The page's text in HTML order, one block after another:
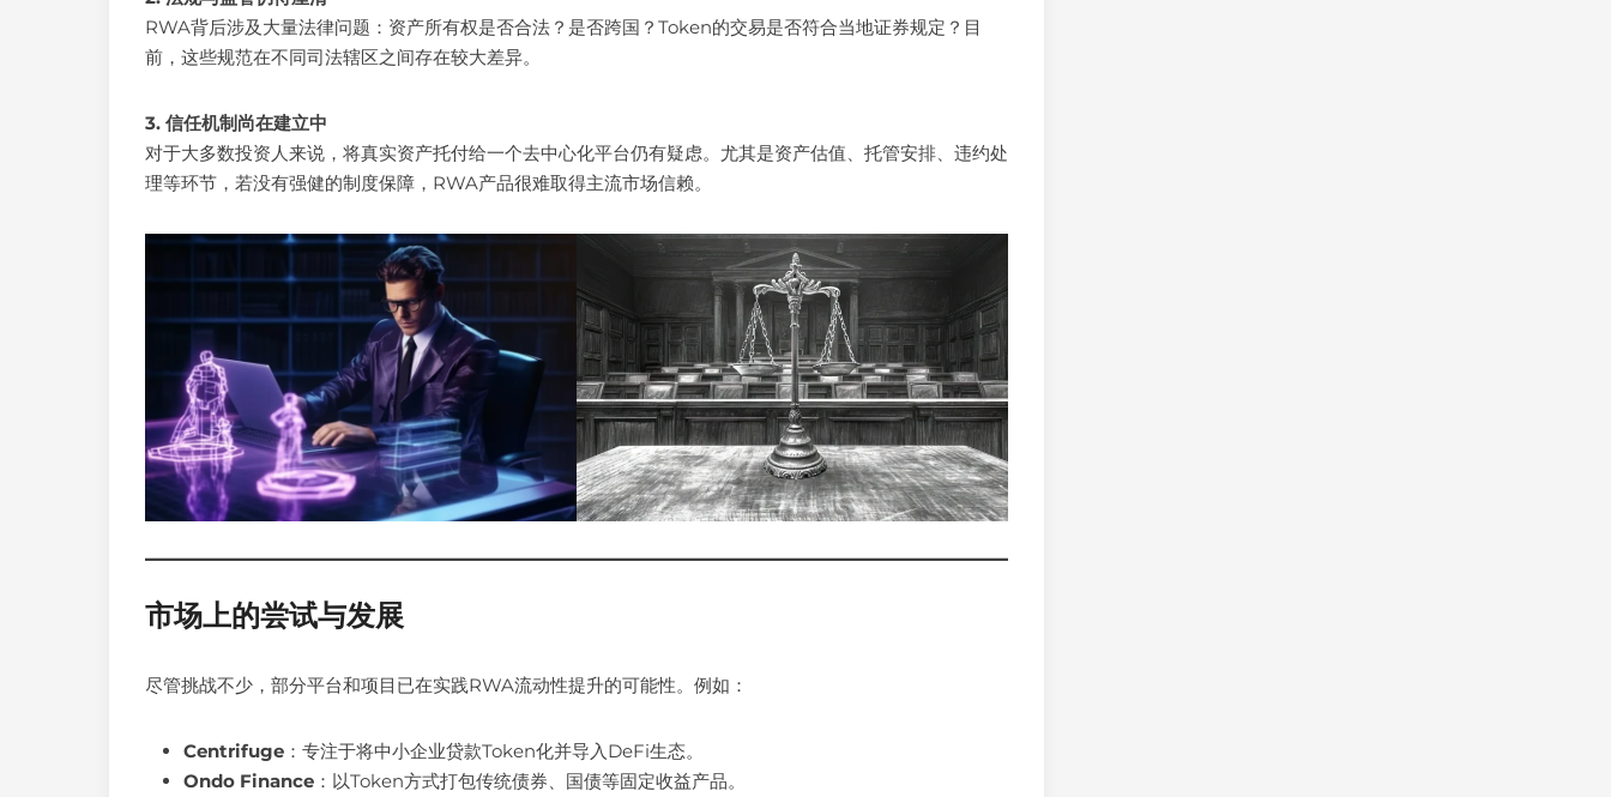
RWA背后涉及大量法律问题：资产所有权是否合法？是否跨国？Token的交易是否符合当地证券规定？目
前，这些规范在不同司法辖区之间存在较大差异。
3. 信任机制尚在建立中
对于大多数投资人来说，将真实资产托付给一个去中心化平台仍有疑虑。尤其是资产估值、托管安排、违约处
理等环节，若没有强健的制度保障，RWA产品很难取得主流市场信赖。
市场上的尝试与发展
尽管挑战不少，部分平台和项目已在实践RWA流动性提升的可能性。例如：
Centrifuge：专注于将中小企业贷款Token化并导入DeFi生态。
Ondo Finance：以Token方式打包传统债券、国债等固定收益产品。